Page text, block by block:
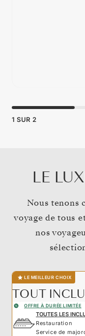
1 SUR 2
LE
Nous tenons
voyage de tous
nos
LE MEILLEUR CHOIX
TOUT
OFFRE À DURÉE LIMITÉE
TOUTES LES
Restauration
Service de